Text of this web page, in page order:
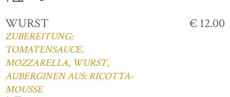
WURST
ZUBEREITUNG:
TOMATENSAUCE,
MOZZARELLA, WURST,
AUBERGINEN AUS: RICOTTA-
MOUSSE
€ 12.00